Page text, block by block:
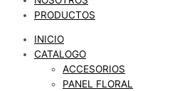
PRODUCTOS
INICIO
CATALOGO
ACCESORIOS
PANEL FLORAL